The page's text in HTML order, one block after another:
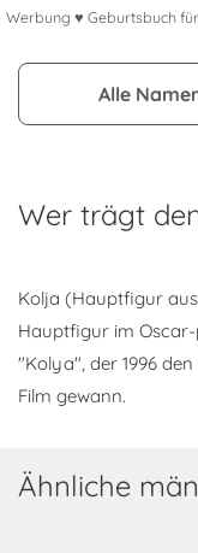
Werbung ♥ Geburtsbuch
Alle
Wer trägt
Kolja (Hauptfigur
Hauptfigur im
"Kolya", der 1996
Film gewann.
Ähnliche